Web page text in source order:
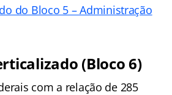
do Bloco 5 – Administração
(Bloco 6)
com a relação de 285